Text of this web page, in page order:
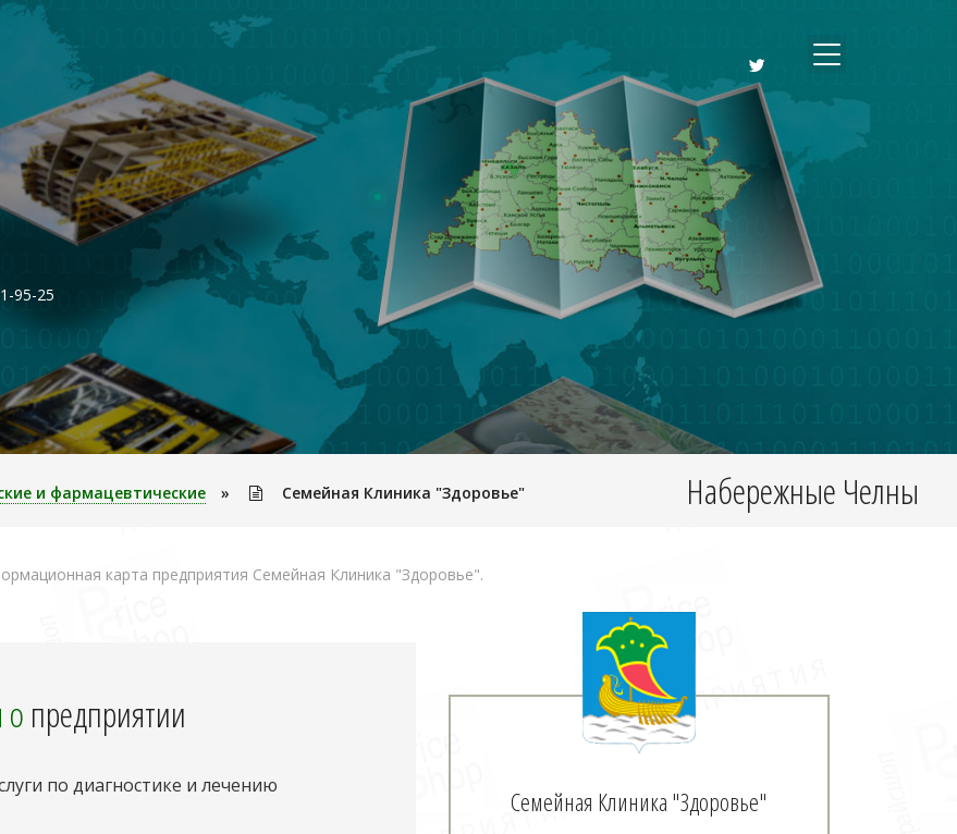
95-25
и фармацевтические » Семейная Клиника "Здоровье" Набережные Челны
карта предприятия Семейная Клиника "Здоровье".
предприятии
по диагностике и лечению
Семейная Клиника "Здоровье"